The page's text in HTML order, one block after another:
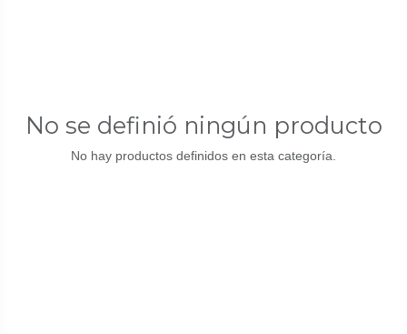
No se definió ningún producto
No hay productos definidos en esta categoría.